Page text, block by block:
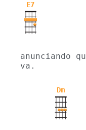
E7
anunciando
va.
Dm